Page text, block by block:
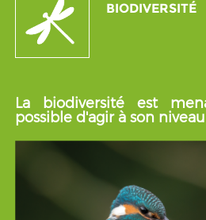
BIODIVERSITÉ
La biodiversité est
possible d'agir à son